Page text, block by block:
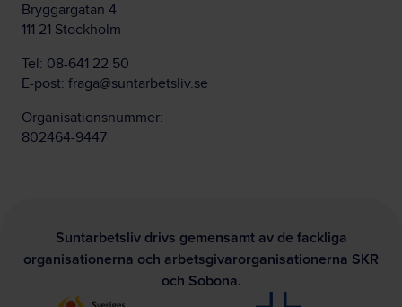
Bryggargatan 4
111 21 Stockholm
Tel: 08-641 22 50
E-post: fraga@suntarbetsliv.se
Organisationsnummer:
802464-9447
Suntarbetsliv drivs gemensamt av de fackliga
organisationerna och arbetsgivarorganisationerna SKR
och Sobona.